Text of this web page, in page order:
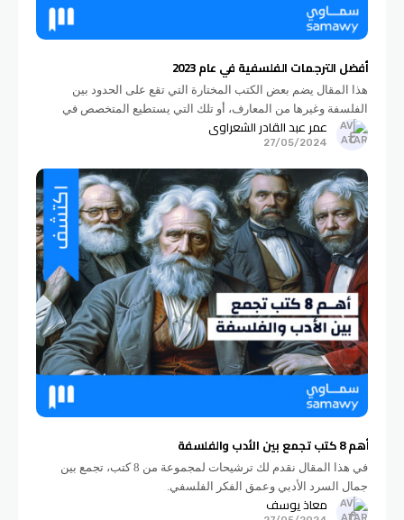
أفضل الترجمات الفلسفية في عام 2023
هذا المقال يضم بعض الكتب المختارة التي تقع على الحدود بين
الفلسفة وغيرها من المعارف، أو تلك التي يستطيع المتخصص في
مجالات معرفية أخرى أن يجد فيها ما ينفعه ويثري
عمر عبد القادر الشعراوي
27/05/2024
أهم 8 كتب تجمع بين الأدب والفلسفة
في هذا المقال نقدم لك ترشيحات لمجموعة من 8 كتب، تجمع بين
جمال السرد الأدبي وعمق الفكر الفلسفي.
معاذ يوسف